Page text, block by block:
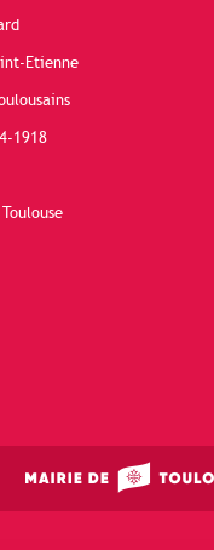
Etienne
1918